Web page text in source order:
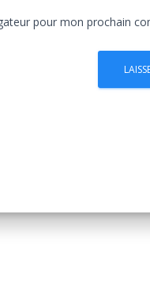
pour mon prochain